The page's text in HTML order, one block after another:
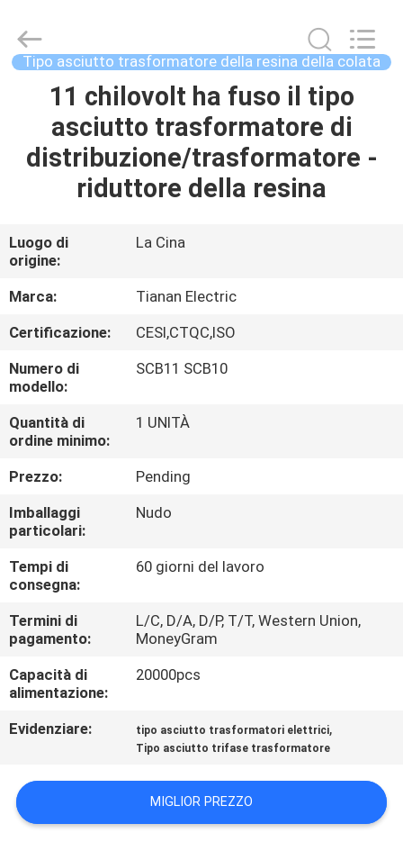
CASA
PRODOTTI
VR
CIRCA
NOI
GIRO
DELLA
FABBRICA
CONTROLLO
DI
QUALITÀ
CONTATTICI
NOTIZIE
RICHIEDA
CITAZIONE
(Group)
Co.,Ltd..
Rights
Tipo asciutto trasformatore della resina della colata
11 chilovolt ha fuso il tipo
asciutto trasformatore di
distribuzione/trasformatore -
riduttore della resina
Luogo di
origine:
La Cina
Marca:
Tianan Electric
Certificazione:
CESI,CTQC,ISO
Numero di
modello:
SCB11 SCB10
Quantità di
ordine minimo:
1 UNITÀ
Prezzo:
Pending
Imballaggi
particolari:
Nudo
Tempi di
consegna:
60 giorni del lavoro
Termini di
pagamento:
L/C, D/A, D/P, T/T, Western Union,
MoneyGram
Capacità di
alimentazione:
20000pcs
Evidenziare: tipo asciutto trasformatori elettrici,
Tipo asciutto trifase trasformatore
MIGLIOR PREZZO